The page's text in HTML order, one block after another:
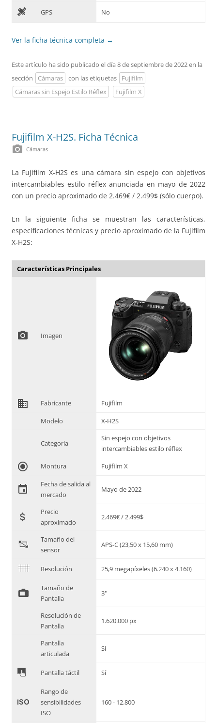
D GPS No
Ver la ficha técnica completa →
Este artículo ha sido publicado el día 8 de septiembre de 2022 en la
sección
Cámaras con las etiquetas
Fujifilm
Cámaras sin Espejo Estilo Réflex
Fujifilm X
Fujifilm X-H2S. Ficha Técnica
photo_camera Cámaras
La Fujifilm X-H2S es una cámara sin espejo con objetivos
intercambiables estilo réflex anunciada en mayo de 2022
con un precio aproximado de 2.469€ / 2.499$ (sólo cuerpo).
En la siguiente ficha se muestran las características,
especificaciones técnicas y precio aproximado de la Fujifilm
X-H2S:
Características Principales
photo_camera Imagen
domain Fabricante Fujifilm
Modelo X-H2S
Categoría
Sin espejo con objetivos
intercambiables estilo réflex
radio_button_checked Montura Fujifilm X
event
Fecha de salida al
mercado
Mayo de 2022
attach_money
Precio
aproximado
2.469€ / 2.499$
"
Tamaño del
sensor
APS-C (23,50 x 15,60 mm)
$ Resolución 25,9 megapíxeles (6.240 x 4.160)
%
Tamaño de
Pantalla
3''
Resolución de
Pantalla
1.620.000 px
Pantalla
articulada
Sí
& Pantalla táctil Sí
'
Rango de
sensibilidades
ISO
160 - 12.800